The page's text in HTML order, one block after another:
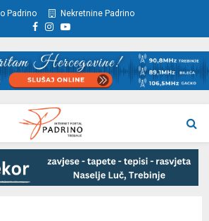
Padrino Nekretnine Padrino
Facebook
Instagram
Youtube